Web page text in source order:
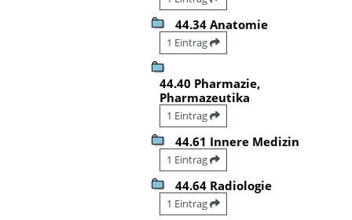
44.34 Anatomie
1 Eintrag
44.40 Pharmazie,
Pharmazeutika
1 Eintrag
44.61 Innere Medizin
1 Eintrag
44.64 Radiologie
1 Eintrag